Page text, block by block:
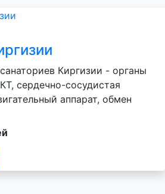
Киргизии - органы
сердечно-сосудистая
аппарат, обмен